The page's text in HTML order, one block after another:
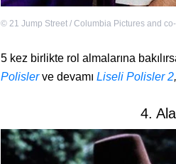
© 21 Jump Street / Columbia Pictures and
5 kez birlikte rol almalarına
Polisler ve devamı Liseli Polisler 2,
4.